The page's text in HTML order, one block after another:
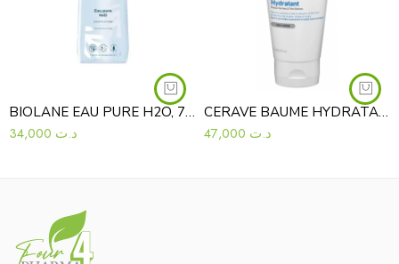
BIOLANE EAU PURE H2O, 750ML
د.ت
CERAVE BAUME HYDRATANT 177 ML
د.ت